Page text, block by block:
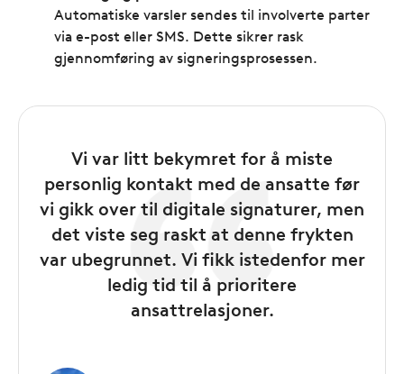
Automatiske varsler sendes til involverte parter
via e-post eller SMS. Dette sikrer rask
gjennomføring av signeringsprosessen.
Vi var litt bekymret for å miste
personlig kontakt med de ansatte før
vi gikk over til digitale signaturer, men
det viste seg raskt at denne frykten
var ubegrunnet. Vi fikk istedenfor mer
ledig tid til å prioritere
ansattrelasjoner.